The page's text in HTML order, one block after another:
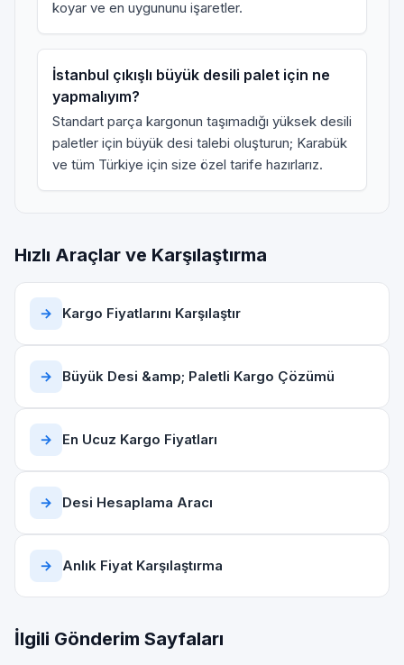
koyar ve en uygununu işaretler.
İstanbul çıkışlı büyük desili palet için ne
yapmalıyım?
Standart parça kargonun taşımadığı yüksek desili
paletler için büyük desi talebi oluşturun; Karabük
ve tüm Türkiye için size özel tarife hazırlarız.
Hızlı Araçlar ve Karşılaştırma
→ Kargo Fiyatlarını Karşılaştır
→ Büyük Desi &amp; Paletli Kargo Çözümü
→ En Ucuz Kargo Fiyatları
→ Desi Hesaplama Aracı
→ Anlık Fiyat Karşılaştırma
İlgili Gönderim Sayfaları